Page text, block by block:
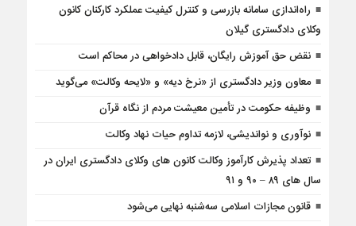
راه‌اندازی سامانه بازرسی و کنترل کیفیت عملکرد کارکنان کانون
وکلای دادگستری گیلان
نقض حق آموزش رایگان، قابل دادخواهی در محاکم است
معاون وزیر دادگستری از «نرخ دیه» و «لایحه وکالت» می‌گوید
وظیفه حکومت در تأمین معیشت مردم از نگاه قرآن
نوآوری و نواندیشی، لازمه تداوم حیات نهاد وکالت
تعداد پذیرش کارآموز وکالت کانون های وکلای دادگستری ایران در
سال های ۸۹ – ۹۰ و ۹۱
قانون مجازات اسلامی سه‌شنبه نهایی می‌شود